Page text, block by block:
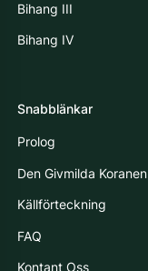
Bihang III
Bihang IV
Snabblänkar
Prolog
Den Givmilda Koranen
Källförteckning
FAQ
Kontant Oss